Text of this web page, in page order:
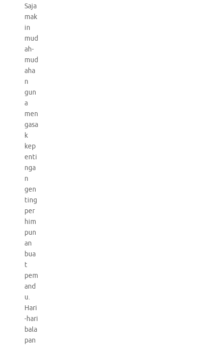
Saja
mak
in
mud
ah-
mud
aha
n
gun
a
men
gasa
k
kep
enti
nga
n
gen
ting
per
him
pun
an
bua
t
pem
and
u.
Hari
-hari
bala
pan